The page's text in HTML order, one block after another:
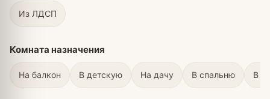
Из ЛДСП
Комната назначения
На балкон В детскую На дачу В спальню В